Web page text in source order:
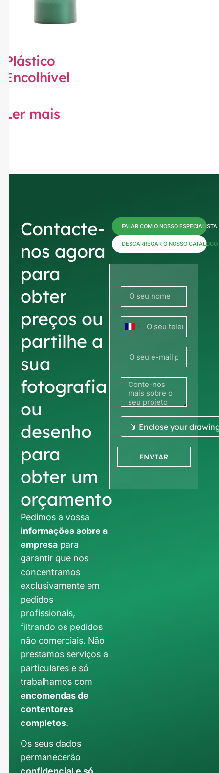
Plástico
Encolhível
Ler mais
Contacte-
nos agora
para
obter
preços ou
partilhe a
sua
fotografia
ou
desenho
para
obter um
orçamento
Pedimos a vossa
informações sobre a
empresa para
garantir que nos
concentramos
exclusivamente em
pedidos
profissionais,
filtrando os pedidos
não comerciais. Não
prestamos serviços a
particulares e só
trabalhamos com
encomendas de
contentores
completos.
Os seus dados
permanecerão
confidencial e só
FALAR COM O NOSSO ESPECIALISTA
DESCARREGAR O NOSSO CATÁLOGO
França
+33
📎 Enclose your
ENVIAR